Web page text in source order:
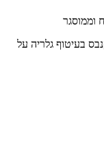
וממוסגר
בעיטוף גלריה על